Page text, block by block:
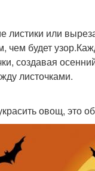
листики или
чем будет
создавая
листочками.
овощ, это